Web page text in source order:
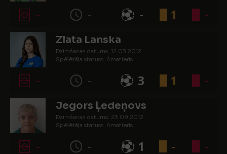
- - - 1 -
Zlata Lanska
Dzimšanas datums: 12.03.2012.
Spēlētāja statuss: Amatieris
- - 3 1 -
Jegors Ļedeņovs
Dzimšanas datums: 23.09.2012.
Spēlētāja statuss: Amatieris
- - 1 - -